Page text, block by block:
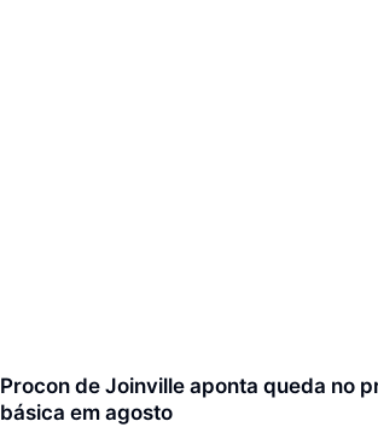
Procon de Joinville aponta queda no
básica em agosto